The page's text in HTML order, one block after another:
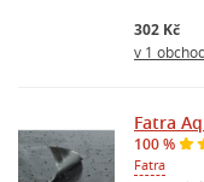
302 Kč
v 1
Fatra
100 %
Fatra